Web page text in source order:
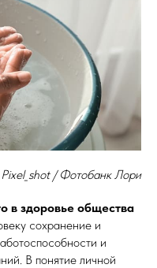
/ Фотобанк Лори
в здоровье общества
сохранение и
и
В понятие личной